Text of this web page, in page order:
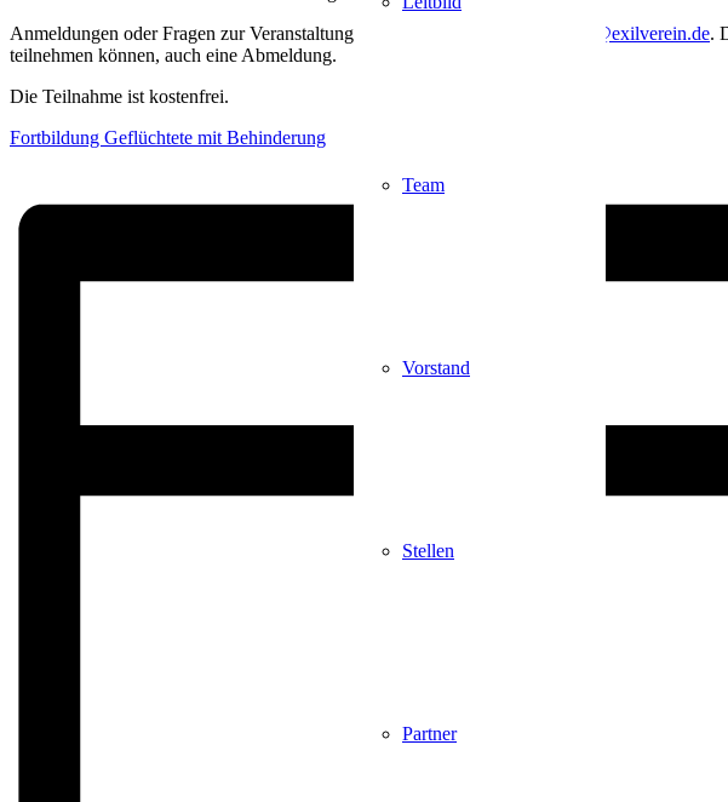
Team
Vorstand
Stellen
Partner
Anmeldungen oder Fragen zur Veranstaltung sind möglich unter
luca.wirkus@exilverein.de.
teilnehmen können, auch eine Abmeldung.
Die Teilnahme ist kostenfrei.
Fortbildung Geflüchtete mit Behinderung